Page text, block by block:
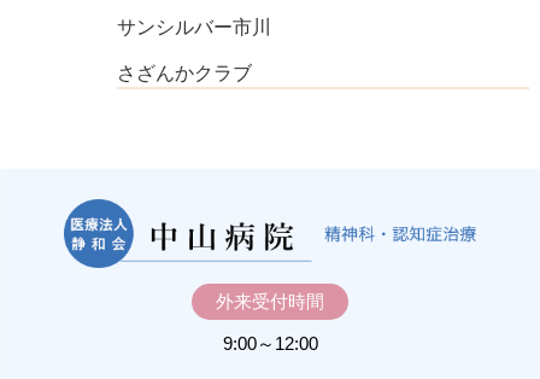
サンシルバー市川
さざんかクラブ
外来受付時間
9:00～12:00